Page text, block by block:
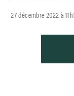
27 décembre 2022 à